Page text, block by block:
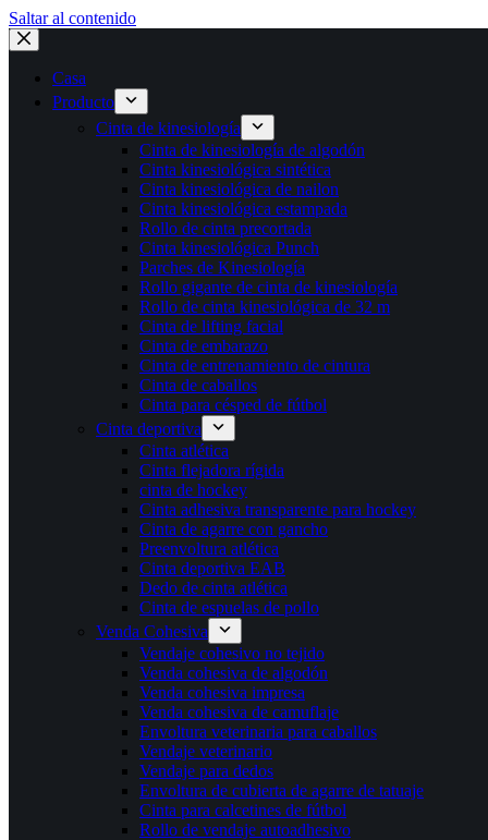
Saltar al contenido
Casa
Producto
Cinta de kinesiología
Cinta de kinesiología de algodón
Cinta kinesiológica sintética
Cinta kinesiológica de nailon
Cinta kinesiológica estampada
Rollo de cinta precortada
Cinta kinesiológica Punch
Parches de Kinesiología
Rollo gigante de cinta de kinesiología
Rollo de cinta kinesiológica de 32 m
Cinta de lifting facial
Cinta de embarazo
Cinta de entrenamiento de cintura
Cinta de caballos
Cinta para césped de fútbol
Cinta deportiva
Cinta atlética
Cinta flejadora rígida
cinta de hockey
Cinta adhesiva transparente para hockey
Cinta de agarre con gancho
Preenvoltura atlética
Cinta deportiva EAB
Dedo de cinta atlética
Cinta de espuelas de pollo
Venda Cohesiva
Vendaje cohesivo no tejido
Venda cohesiva de algodón
Venda cohesiva impresa
Venda cohesiva de camuflaje
Envoltura veterinaria para caballos
Vendaje veterinario
Vendaje para dedos
Envoltura de cubierta de agarre de tatuaje
Cinta para calcetines de fútbol
Rollo de vendaje autoadhesivo